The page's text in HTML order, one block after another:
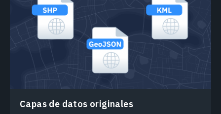
Capas de datos originales